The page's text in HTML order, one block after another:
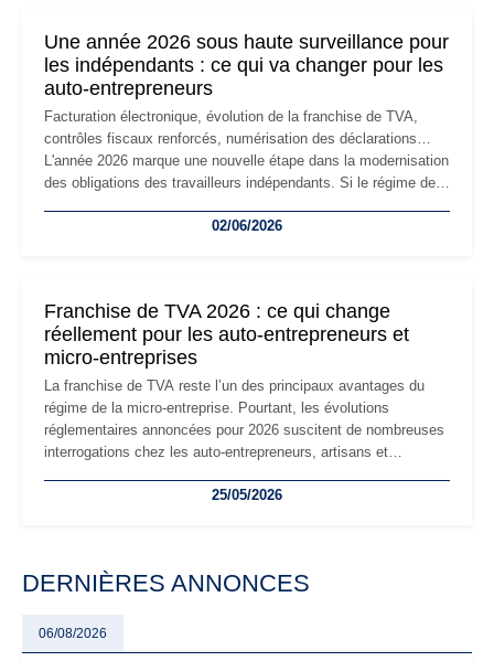
Une année 2026 sous haute surveillance pour
les indépendants : ce qui va changer pour les
auto-entrepreneurs
Facturation électronique, évolution de la franchise de TVA,
contrôles fiscaux renforcés, numérisation des déclarations…
L'année 2026 marque une nouvelle étape dans la modernisation
des obligations des travailleurs indépendants. Si le régime de
les auto-entrepreneurs devront s'adapter à un environnement
02/06/2026
Franchise de TVA 2026 : ce qui change
réellement pour les auto-entrepreneurs et
micro-entreprises
La franchise de TVA reste l’un des principaux avantages du
régime de la micro-entreprise. Pourtant, les évolutions
réglementaires annoncées pour 2026 suscitent de nombreuses
interrogations chez les auto-entrepreneurs, artisans et
facturation ou risque de bascule vers la TVA : les règles
25/05/2026
DERNIÈRES ANNONCES
06/08/2026